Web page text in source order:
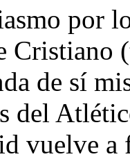
por
Cristiano
de sí
del
vuelve a